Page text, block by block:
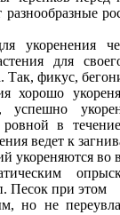
укоренения
для
Так, фикус,
хорошо
в
ведет к
укореняются во
Песок при этом
но не